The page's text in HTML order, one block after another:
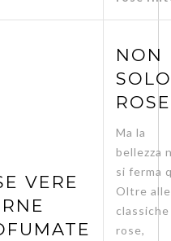
VERE
NON
SOLO
ROSE
Ma la
bellezza
si ferma
Oltre alle
classiche
rose,